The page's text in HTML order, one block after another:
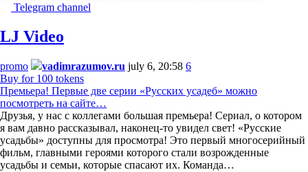
Telegram channel
LJ Video
promo vadimrazumov.ru july 6, 20:58 6
Buy for 100 tokens
Премьера! Первые две серии «Русских усадеб» можно
посмотреть на сайте…
Друзья, у нас с коллегами большая премьера! Сериал, о котором
я вам давно рассказывал, наконец-то увидел свет! «Русские
усадьбы» доступны для просмотра! Это первый многосерийный
фильм, главными героями которого стали возрожденные
усадьбы и семьи, которые спасают их. Команда…